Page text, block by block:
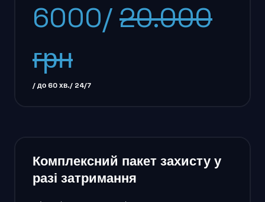
6000/ 20.000
грн
/ до 60 хв./ 24/7
Комплексний пакет захисту у
разі затримання